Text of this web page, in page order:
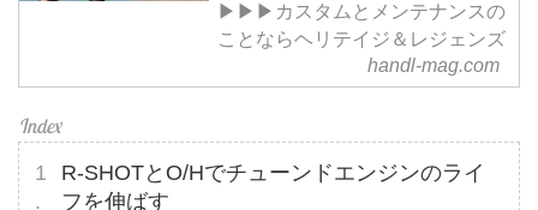
▶▶▶カスタムとメンテナンスの
ことならヘリテイジ＆レジェンズ
handl-mag.com
R-SHOTとO/Hでチューンドエンジンのライ
フを伸ばす